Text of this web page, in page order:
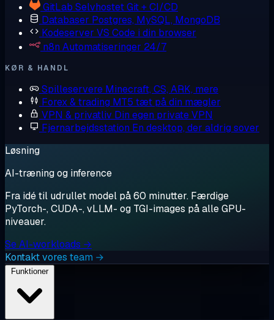
GitLab Selvhostet Git + CI/CD
Databaser Postgres, MySQL, MongoDB
Kodeserver VS Code i din browser
n8n Automatiseringer 24/7
KØR & HANDL
Spilleservere Minecraft, CS, ARK, mere
Forex & trading MT5 tæt på din mægler
VPN & privatliv Din egen private VPN
Fjernarbejdsstation En desktop, der aldrig sover
Løsning
AI-træning og inference
Fra idé til udrullet model på 60 minutter. Færdige
PyTorch-, CUDA-, vLLM- og TGI-images på alle GPU-
niveauer.
Se AI-workloads →
Kontakt vores team →
Funktioner